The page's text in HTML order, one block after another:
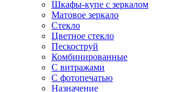
Шкафы-купе с зеркалом
Матовое зеркало
Стекло
Цветное стекло
Пескоструй
Комбинированные
С витражами
С фотопечатью
Назначение